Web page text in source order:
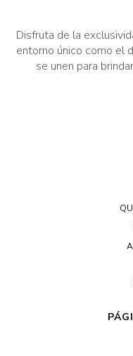
Disfruta de la
entorno único como el
se unen para